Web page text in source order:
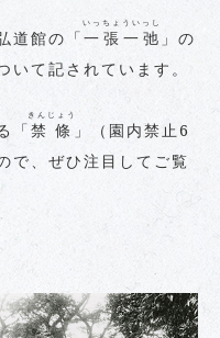
道館の「一張一弛
いっちょういっし
」の
て記されています。
「禁條
きんじょう
」（園内禁止6
で、ぜひ注目してご覧